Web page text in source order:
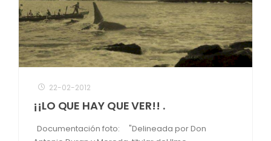
22-02-2012
¡¡LO QUE HAY QUE VER!! .
Documentación foto: "Delineada por Don